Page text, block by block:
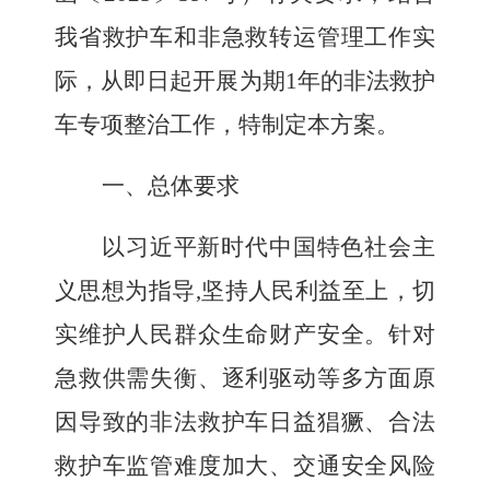
我省救护车和非急救转运管理工作实
际 ，从即日起开展为期1年的非法救护
车专项整治工作，特制定本方案。
一、总体要求
以习近平新时代中国特色社会主
义思想为指导,坚持人民利益至上，切
实维护人民群众生命财产安全。针对
急救供需失衡、逐利驱动等多方面原
因导致的非法救护车日益猖獗、合法
救护车监管难度加大、交通安全风险